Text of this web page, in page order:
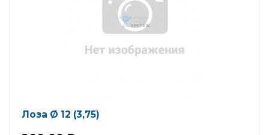
Лоза Ø 12 (3,75)